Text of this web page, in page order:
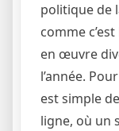
politique de
comme
en œuvre
l’année.
est simple
ligne, où un